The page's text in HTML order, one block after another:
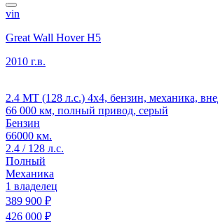
vin
Great Wall Hover H5
2010 г.в.
2.4 MT (128 л.с.) 4x4, бензин, механика,
66 000 км, полный привод, серый
Бензин
66000 км.
2.4 / 128 л.с.
Полный
Механика
1 владелец
389 900 ₽
426 000 ₽